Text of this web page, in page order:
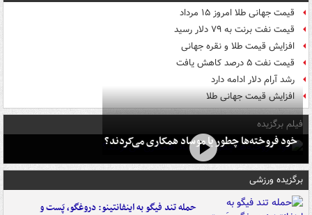
قیمت جهانی طلا امروز ۱۵ مرداد
قیمت نفت برنت به ۷۹ دلار رسید
افزایش قیمت طلا و نقره جهانی
قیمت نفت ۵ درصد کاهش یافت
رشد آرام دلار ادامه دارد
افزایش قیمت جهانی طلا
فیلم برگزیده
خود فروخته‌ها چطور با موساد همکاری می‌کردند؟
برگزیده ورزشی
حمله تند فیگو به اینفانتینو: دروغگو، پَست‌ و